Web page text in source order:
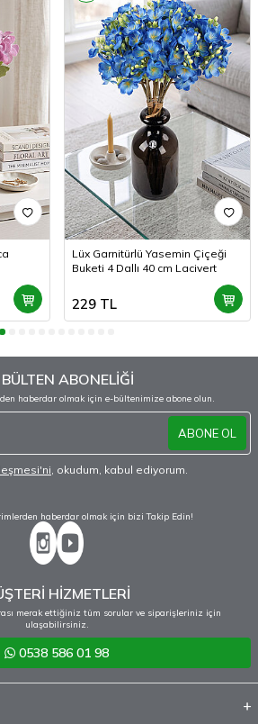
Lüx Garnitürlü Yasemin Çiçeği
Buketi 4 Dallı 40 cm Lacivert
229TL
ABONELİĞİ
haberdar olmak için e-bültenimize abone olun.
ABONE OL
, okudum, kabul ediyorum.
haberdar olmak için bizi Takip Edin!
HİZMETLERİ
merak ettiğiniz tüm sorular ve siparişleriniz için
ulaşabilirsiniz.
0538 586 01 98